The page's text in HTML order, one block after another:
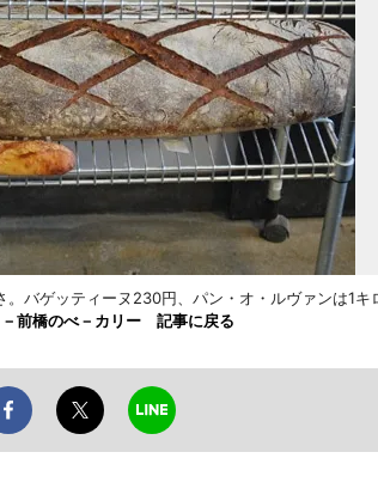
バゲッティーヌ230円、パン・オ・ルヴァンは1キ
前橋のべ－カリー 記事に戻る